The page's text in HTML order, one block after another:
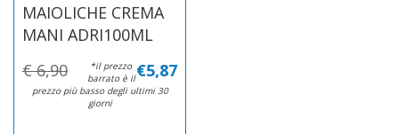
MAIOLICHE CREMA
MANI ADRI100ML
€ 6,90 €5,87
*il prezzo
barrato è il
prezzo più basso degli ultimi 30
giorni